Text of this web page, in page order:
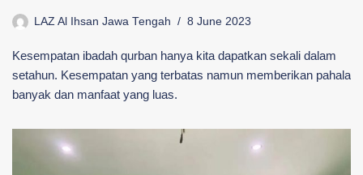
LAZ Al Ihsan Jawa Tengah 8 June 2023
Kesempatan ibadah qurban hanya kita dapatkan sekali dalam
setahun. Kesempatan yang terbatas namun memberikan pahala
banyak dan manfaat yang luas.